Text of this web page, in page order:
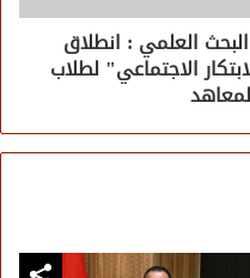
العلمي : انطلاق
الاجتماعي" لطلاب